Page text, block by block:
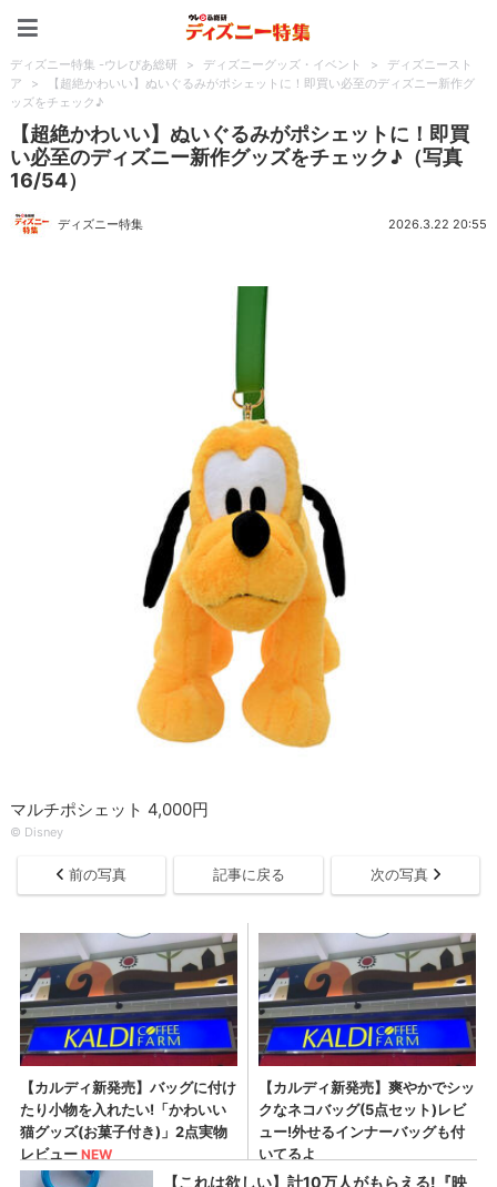
ディズニー特集 -ウレぴあ総研 > ディズニーグッズ・イベント >
ディズニースト
ア
>
【超絶かわいい】ぬいぐるみがポシェットに！即買い必至のディズニー新作グ
ッズをチェック♪
【超絶かわいい】ぬいぐるみがポシェットに！即買
い必至のディズニー新作グッズをチェック♪（写真
16/54）
ディズニー特集 2026.3.22 20:55
マルチポシェット 4,000円
© Disney
前の写真 記事に戻る 次の写真